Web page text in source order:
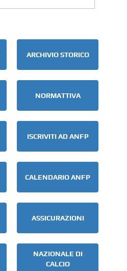
ARCHIVIO STORICO
NORMATTIVA
ISCRIVITI AD ANFP
CALENDARIO ANFP
ASSICURAZIONI
NAZIONALE DI
CALCIO